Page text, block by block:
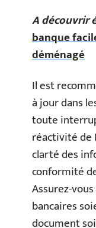
A découvrir
banque
déménagé
Il est
à jour dans
toute
réactivité de
clarté des
conformité
Assurez-
bancaires
document